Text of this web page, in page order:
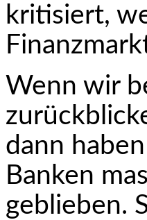
kritisiert,
Wenn wir
dann
Banken
geblieben.